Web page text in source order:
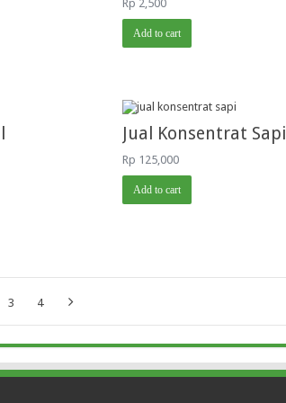
Rp 2,500
Add to cart
Jual Konsentrat Sapi
Rp 125,000
Add to cart
3 4